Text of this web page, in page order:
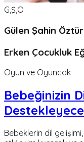
G,Ş,Ö
Gülen Şahin
Erken Çocukluk
Oyun ve Oyuncak
Bebeğinizin
Bebeklerin dil